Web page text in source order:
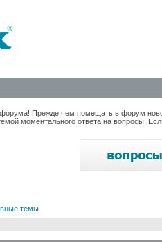
Прежде чем помещать в форум
моментального ответа на вопросы.
темы